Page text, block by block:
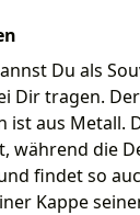
Du als
Dir tragen.
ist aus Metall.
während die
findet so
Kappe